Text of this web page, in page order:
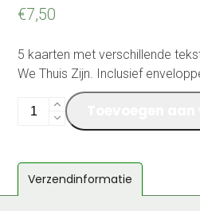
€7,50
5 kaarten met verschillende
We Thuis Zijn. Inclusief
Kaartenset
Thuis
Zijn
aantal
Verzendinformatie